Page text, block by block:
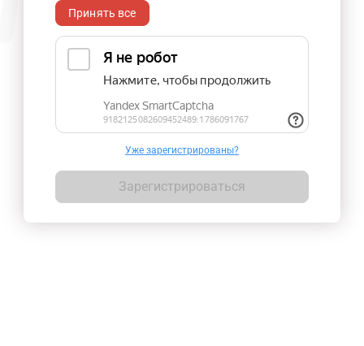
Принять все
Уже зарегистрированы?
Зарегистрироваться